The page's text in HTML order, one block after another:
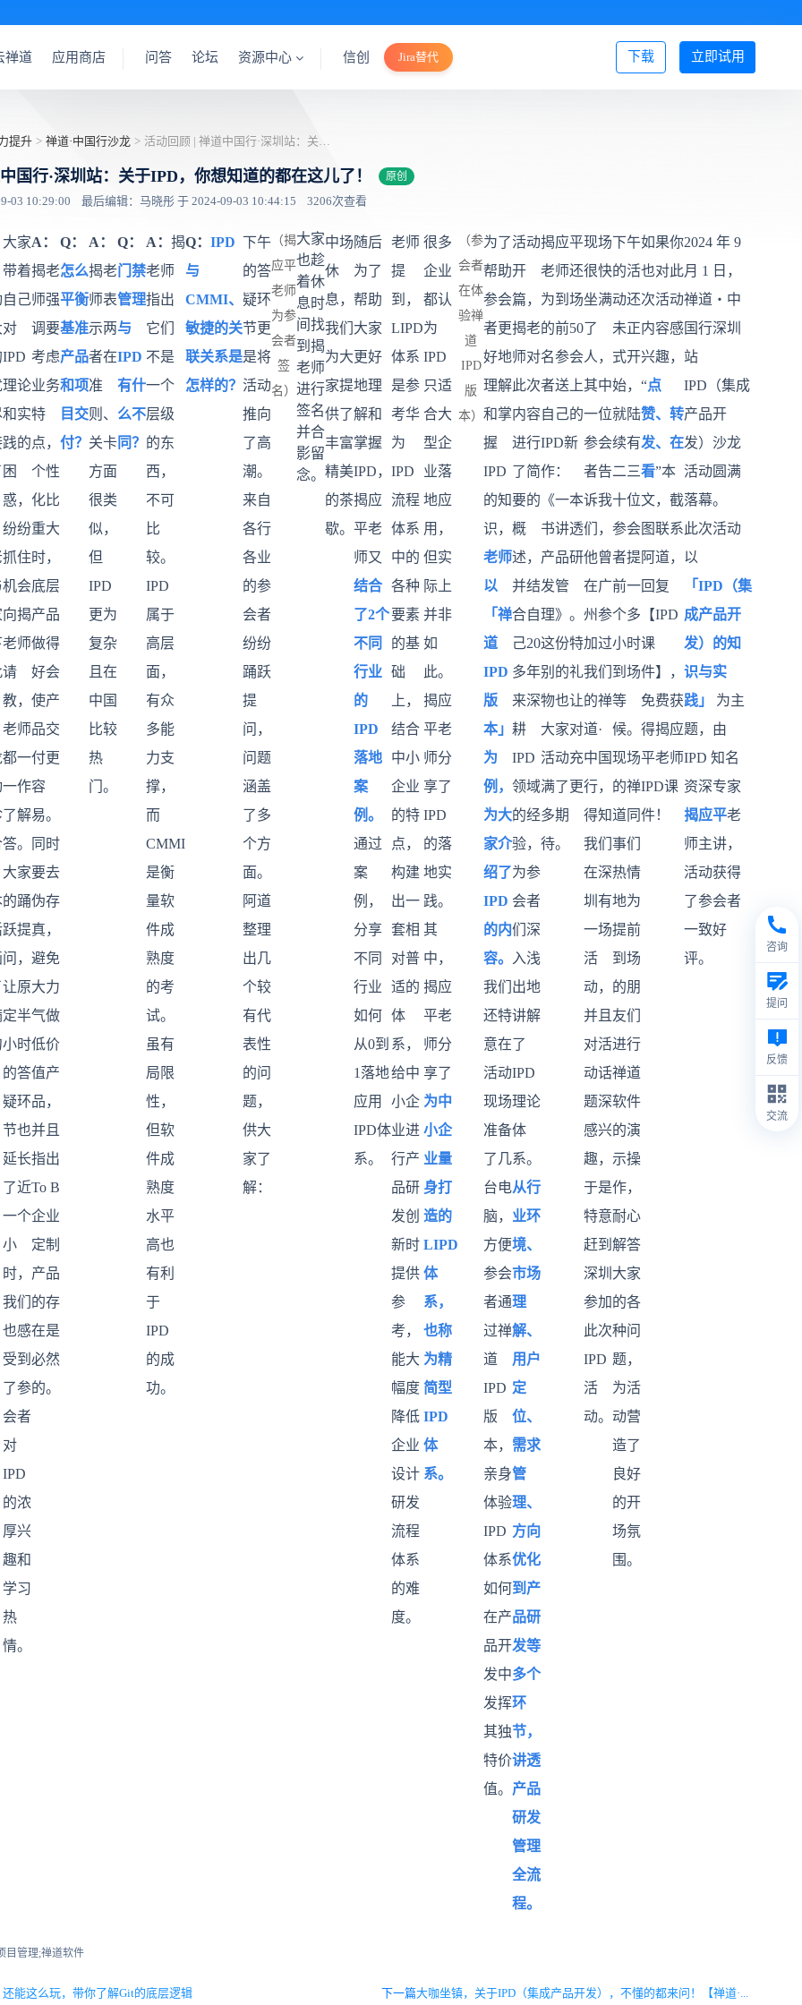
立即试用
下载
禅道 应用商店 问答 论坛 资源中心 信创 Jira替代 登录/注册
提升 > 禅道·中国行沙龙 > 活动回顾 | 禅道中国行·深圳站：关于IPD，你想知道的都在这儿了！
国行·深圳站：关于IPD，你想知道的都在这儿了！ 原创
03 10:29:00 最后编辑：马晓彤 于 2024-09-03 10:44:15 3206次查看
2024 年 9
月 1 日，
禅道・中
国行深圳
站
IPD（集成
产品开
发）沙龙
活动圆满
落幕。
此次活动
以
「IPD（集
成产品开
发）的知
识与实
践」 为主
题，由
IPD 知名
资深专家
揭应平老
师主讲，
活动获得
了参会者
一致好
评。
如果你
也对此
次活动
内容感
兴趣，
“点
赞、转
发、在
看”本
文，截
图联系
阿道，
回复
【IPD
课
件】，
免费获
得揭应
平老师
IPD课
件！
下午
的活
动还
未正
式开
始，
就陆
续有
二三
十位
参会
者提
前一
个多
小时
到场
等
候。
现场
的禅
道同
事们
热情
地为
提前
到场
的朋
友们
进行
禅道
软件
的演
示操
作，
耐心
解答
大家
的各
种问
题，
为活
动营
造了
良好
的开
场氛
围。
现场
很快
坐满
了
人，
其中
一位
参会
者告
诉我
们，
他曾
在广
州参
加过
我们
的禅
道·
中国
行，
得知
我们
在深
圳有
一场
活
动，
并且
对活
动话
题深
感兴
趣，
于是
特意
赶到
深圳
参加
此次
IPD
活
动。
揭应平
老师还
为到场
的前50
名参会
者送上
自己的
IPD新
作：
《一本
书讲透
产品研
发管
理》。
这份特
别的礼
物也让
大家对
活动充
满了更
多期
待。
活动
开
篇，
揭老
师对
此次
内容
进行
了简
要的
概
述，
并结
合自
己20
多年
来深
耕
IPD
领域
的经
验，
为参
会者
们深
入浅
出地
讲解
了
IPD
理论
体
系。
从行
业环
境、
市场
理
解、
用户
定
位、
需求
管
理、
方向
优化
到产
品研
发等
多个
环
节，
讲透
产品
研发
管理
全流
程。
为了
帮助
参会
者更
好地
理解
和掌
握
IPD
的知
识，
老师
以
「禅
道
IPD
版
本」
为
例，
为大
家介
绍了
IPD
的内
容。
我们
还特
意在
活动
现场
准备
了几
台电
脑，
方便
参会
者通
过禅
道
IPD
版
本，
亲身
体验
IPD
体系
如何
在产
品开
发中
发挥
其独
特价
值。
（参
会者
在体
验禅
道
IPD
版
本）
很多
企业
都认
为
IPD
只适
合大
型企
业落
地应
用，
但实
际上
并非
如
此。
揭应
平老
师分
享了
IPD
的落
地实
践。
其
中，
揭应
平老
师分
享了
为中
小企
业量
身打
造的
LIPD
体
系，
也称
为精
简型
IPD
体
系。
老师
提
到，
LIPD
体系
是参
考华
为
IPD
流程
体系
中的
各种
要素
的基
础
上，
结合
中小
企业
的特
点，
构建
出一
套相
对普
适的
体
系，
给中
小企
业进
行产
品研
发创
新时
提供
参
考，
能大
幅度
降低
企业
设计
研发
流程
体系
的难
度。
随后
为了
帮助
大家
更好
地理
解和
掌握
IPD，
揭应
平老
师又
结合
了2个
不同
行业
的
IPD
落地
案
例。
通过
案
例，
分享
不同
行业
如何
从0到
1落地
应用
IPD体
系。
中场
休
息，
我们
为大
家提
供了
丰富
精美
的茶
歇。
大家
也趁
着休
息时
间找
到揭
老师
进行
签名
并合
影留
念。
（揭
应平
老师
为参
会者
签
名）
下午
的答
疑环
节更
是将
活动
推向
了高
潮。
来自
各行
各业
的参
会者
纷纷
踊跃
提
问，
问题
涵盖
了多
个方
面。
阿道
整理
出几
个较
有代
表性
的问
题，
供大
家了
解：
Q： IPD
与
CMMI、
敏捷的关
联关系是
怎样的？
A： 揭
老师
指出
它们
不是
一个
层级
的东
西，
不可
比
较。
IPD
属于
高层
面，
有众
多能
力支
撑，
而
CMMI
是衡
量软
件成
熟度
的考
试。
虽有
局限
性，
但软
件成
熟度
水平
高也
有利
于
IPD
的成
功。
Q：
门禁
管理
与
IPD
有什
么不
同？
A：
揭老
师表
示两
者在
准
则、
关卡
方面
很类
似，
但
IPD
更为
复杂
且在
中国
比较
热
门。
Q：
怎么
平衡
基准
产品
和项
目交
付？
A：
揭老
师强
调要
考虑
业务
特
点，
个性
化比
重大
时，
底层
产品
做得
好会
使产
品交
付更
容
易。
同时
要去
伪存
真，
避免
大力
气做
低价
值产
品，
并且
指出
To B
企业
定制
产品
的存
在是
必然
的。
大家
带着
自己
对
IPD
理论
和实
践的
困
惑，
纷纷
抓住
机会
向揭
老师
请
教，
老师
都一
一作
了解
答。
大家
的踊
跃提
问，
让原
定半
小时
的答
疑环
节也
延长
了近
一个
小
时，
我们
也感
受到
了参
会者
对
IPD
的浓
厚兴
趣和
学习
热
情。
目管理;禅道软件
还能这么玩，带你了解Git的底层逻辑 下一篇大咖坐镇，关于IPD（集成产品开发），不懂的都来问！【禅道·...
咨询
提问
反馈
交流